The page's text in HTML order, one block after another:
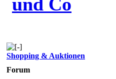
Shopping & Auktionen
Forum